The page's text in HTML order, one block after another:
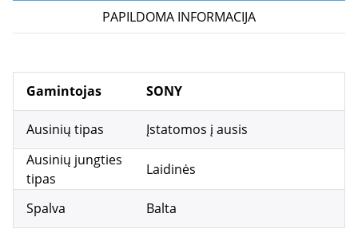
PAPILDOMA INFORMACIJA
Gamintojas SONY
Ausinių tipas
Įstatomos į ausis
Ausinių jungties
tipas
Laidinės
Spalva Balta